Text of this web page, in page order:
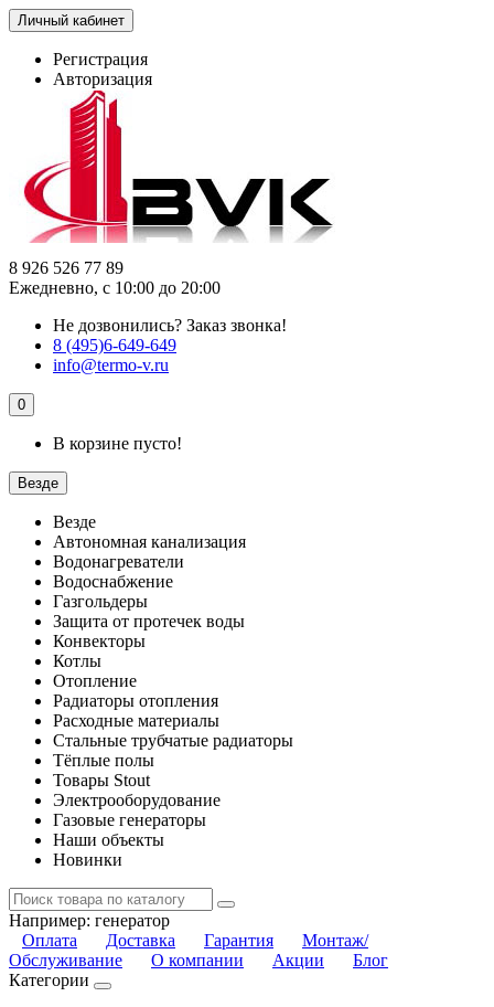
Личный кабинет
Регистрация
Авторизация
8 926 526 77 89
Ежедневно, с 10:00 до 20:00
Не дозвонились? Заказ звонка!
8 (495)6-649-649
info@termo-v.ru
0
В корзине пусто!
Везде
Везде
Автономная канализация
Водонагреватели
Водоснабжение
Газгольдеры
Защита от протечек воды
Конвекторы
Котлы
Отопление
Радиаторы отопления
Расходные материалы
Стальные трубчатые радиаторы
Тёплые полы
Товары Stout
Электрооборудование
Газовые генераторы
Наши объекты
Новинки
Например: генератор
Оплата
Доставка Гарантия
Монтаж/
Обслуживание
О компании Акции
Блог
Категории